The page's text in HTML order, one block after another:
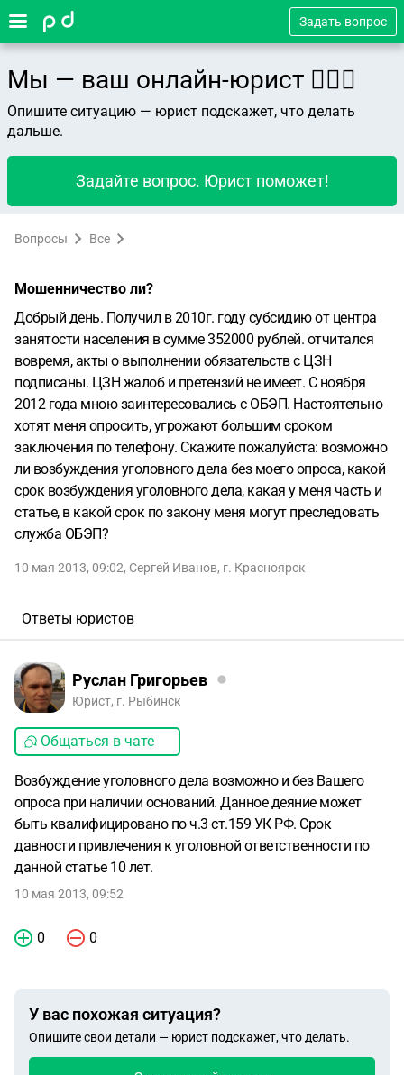
Задать вопрос
Мы — ваш онлайн-юрист 👨🏻‍⚖️
Опишите ситуацию — юрист подскажет, что делать
дальше.
Задайте вопрос. Юрист поможет!
Вопросы Все
Мошенничество ли?
Добрый день. Получил в 2010г. году субсидию от центра
занятости населения в сумме 352000 рублей. отчитался
вовремя, акты о выполнении обязательств с ЦЗН
подписаны. ЦЗН жалоб и претензий не имеет. С ноября
2012 года мною заинтересовались с ОБЭП. Настоятельно
хотят меня опросить, угрожают большим сроком
заключения по телефону. Скажите пожалуйста: возможно
ли возбуждения уголовного дела без моего опроса, какой
срок возбуждения уголовного дела, какая у меня часть и
статье, в какой срок по закону меня могут преследовать
служба ОБЭП?
10 мая 2013, 09:02, Сергей Иванов, г. Красноярск
Ответы юристов
Руслан Григорьев
Юрист, г. Рыбинск
Общаться в чате
Возбуждение уголовного дела возможно и без Вашего
опроса при наличии оснований. Данное деяние может
быть квалифицировано по ч.3 ст.159 УК РФ. Срок
давности привлечения к уголовной ответственности по
данной статье 10 лет.
10 мая 2013, 09:52
0 0
У вас похожая ситуация?
Опишите свои детали — юрист подскажет, что делать.